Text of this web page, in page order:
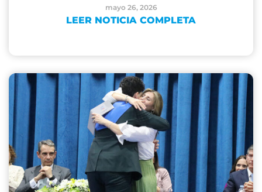
mayo 26, 2026
LEER NOTICIA COMPLETA